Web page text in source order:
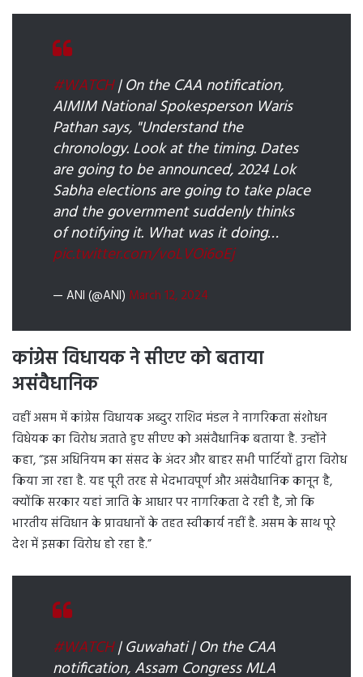
#WATCH| On the CAA notification,
AIMIM National Spokesperson Waris
Pathan says, "Understand the
chronology. Look at the timing. Dates
are going to be announced, 2024 Lok
Sabha elections are going to take place
and the government suddenly thinks
of notifying it. What was it doing…
pic.twitter.com/voLVOi6oEj
— ANI (@ANI) March 12, 2024
कांग्रेस विधायक ने सीएए को बताया
असंवैधानिक
वहीं असम में कांग्रेस विधायक अब्दुर राशिद मंडल ने नागरिकता संशोधन
विधेयक का विरोध जताते हुए सीएए को असंवैधानिक बताया है. उन्होंने
कहा, “इस अधिनियम का संसद के अंदर और बाहर सभी पार्टियों द्वारा विरोध
किया जा रहा है. यह पूरी तरह से भेदभावपूर्ण और असंवैधानिक कानून है,
क्योंकि सरकार यहां जाति के आधार पर नागरिकता दे रही है, जो कि
भारतीय संविधान के प्रावधानों के तहत स्वीकार्य नहीं है. असम के साथ पूरे
देश में इसका विरोध हो रहा है.”
#WATCH| Guwahati | On the CAA
notification, Assam Congress MLA